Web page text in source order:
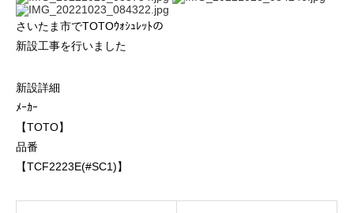
さいたま市でTOTOｳｫｼｭﾚｯﾄの
新設工事を行いました
新設詳細
ﾒｰｶｰ
【TOTO】
品番
【TCF2223E(#SC1)】